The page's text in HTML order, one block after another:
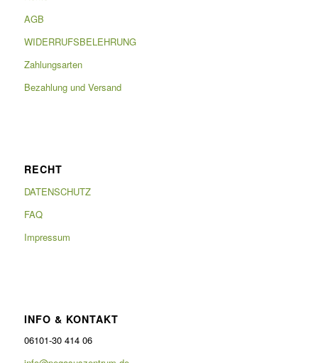
AGB
WIDERRUFSBELEHRUNG
Zahlungsarten
Bezahlung und Versand
RECHT
DATENSCHUTZ
FAQ
Impressum
INFO & KONTAKT
06101-30 414 06